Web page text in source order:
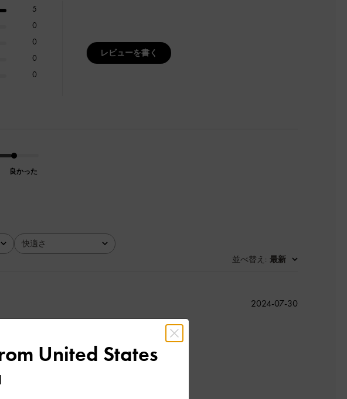
5
0
0
0
0
レビューを書く
良かった
快適さ
全て
並べ替え : 最新
さ
公
2024-07-30
United States